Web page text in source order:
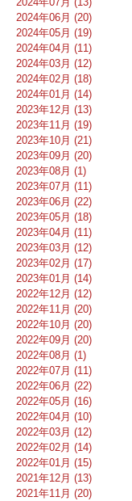
2024年06月 (20)
2024年05月 (19)
2024年04月 (11)
2024年03月 (12)
2024年02月 (18)
2024年01月 (14)
2023年12月 (13)
2023年11月 (19)
2023年10月 (21)
2023年09月 (20)
2023年08月 (1)
2023年07月 (11)
2023年06月 (22)
2023年05月 (18)
2023年04月 (11)
2023年03月 (12)
2023年02月 (17)
2023年01月 (14)
2022年12月 (12)
2022年11月 (20)
2022年10月 (20)
2022年09月 (20)
2022年08月 (1)
2022年07月 (11)
2022年06月 (22)
2022年05月 (16)
2022年04月 (10)
2022年03月 (12)
2022年02月 (14)
2022年01月 (15)
2021年12月 (13)
2021年11月 (20)